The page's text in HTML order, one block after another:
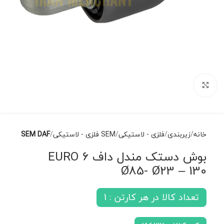
خانه زیربندی فلزی - لاستیکی SEM فلزی - لاستیکی SEM DAF
بوش دستک مندل داف EURO 6
Ø85- Ø23 – 130
تعداد کالا در هر کارتن : 1